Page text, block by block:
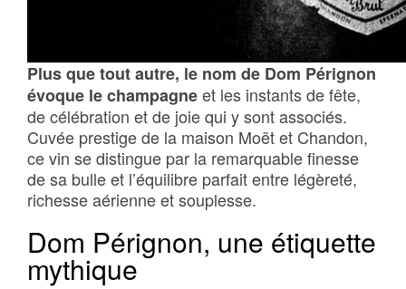
Plus que tout autre, le nom de Dom Pérignon
évoque le champagneet les instants de fête,
de célébration et de joie qui y sont associés.
Cuvée prestige de la maison Moët et Chandon,
ce vin se distingue par la remarquable finesse
de sa bulle et l’équilibre parfait entre légèreté,
richesse aérienne et souplesse.
Dom Pérignon, une étiquette
mythique